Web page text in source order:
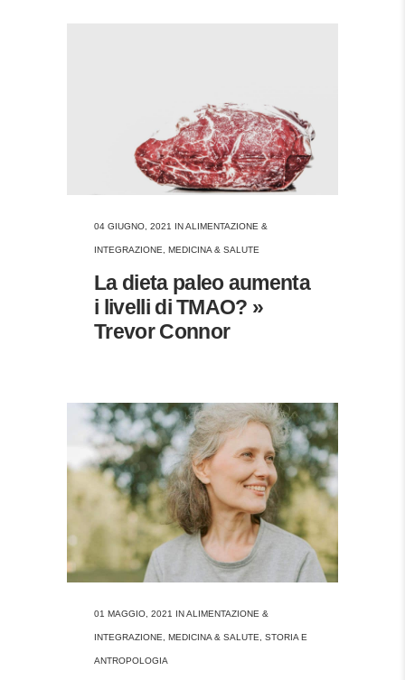
04 GIUGNO, 2021 INALIMENTAZIONE &
INTEGRAZIONE, MEDICINA & SALUTE
La dieta paleo aumenta
i livelli di TMAO? »
Trevor Connor
01 MAGGIO, 2021 INALIMENTAZIONE &
INTEGRAZIONE MEDICINA & SALUTE STORIA E
ANTROPOLOGIA